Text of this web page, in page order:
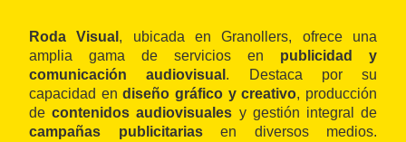
Roda Visual , ubicada en Granollers, ofrece una
amplia gama de servicios en publicidad y
comunicación audiovisual . Destaca por su
capacidad endiseño gráfico y creativo, producción
decontenidos audiovisuales y gestión integral de
campañas publicitariasen diversos medios.